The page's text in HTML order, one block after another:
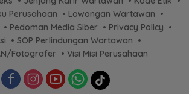
Perusahaan
Lowongan Wartawan
Pedoman Media Siber
Privacy Policy
SOP Perlindungan Wartawan
Fotografer
Visi Misi Perusahaan